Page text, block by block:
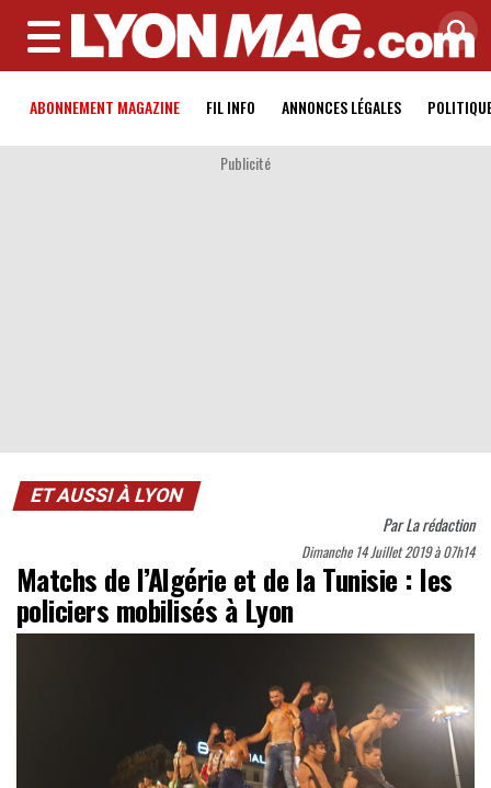
MENU
ABONNEMENT MAGAZINE FIL INFO ANNONCES LÉGALES
Publicité
ET AUSSI À LYON
ParLa rédaction
Dimanche 14 Juillet 2019 à 07h14
Matchs de l’Algérie et de la Tunisie : les
policiers mobilisés à Lyon